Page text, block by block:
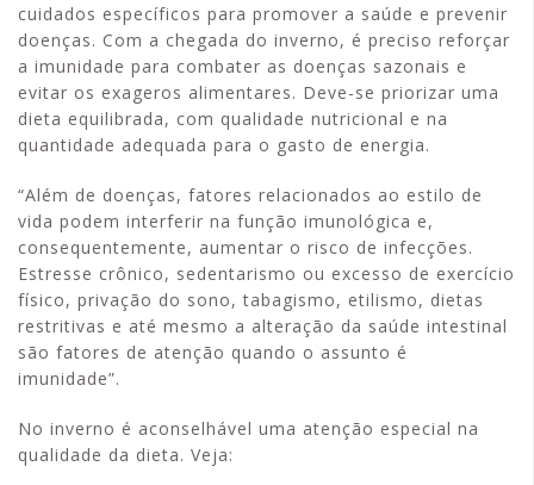
cuidados específicos para promover a saúde e prevenir
doenças. Com a chegada do inverno, é preciso reforçar
a imunidade para combater as doenças sazonais e
evitar os exageros alimentares. Deve-se priorizar uma
dieta equilibrada, com qualidade nutricional e na
quantidade adequada para o gasto de energia.
“Além de doenças, fatores relacionados ao estilo de
vida podem interferir na função imunológica e,
consequentemente, aumentar o risco de infecções.
Estresse crônico, sedentarismo ou excesso de exercício
físico, privação do sono, tabagismo, etilismo, dietas
restritivas e até mesmo a alteração da saúde intestinal
são fatores de atenção quando o assunto é
imunidade”.
No inverno é aconselhável uma atenção especial na
qualidade da dieta. Veja: